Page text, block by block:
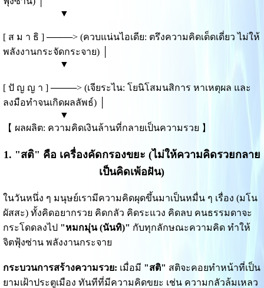
▼
[ ส ม า ธิ ] ────> (ควบแน่นไอเดีย: ตรึงความคิดเด็ดเดี่ยว ไม่ให้
พลังงานกระจัดกระจาย) │
▼
[ ปั ญ ญ า ] ────> (เจียระไน: โยนิโสมนสิการ หาเหตุผล และ
ลงมือทำจนเกิดผลลัพธ์) │
▼
【 ผลผลิต: ความคิดเงินล้านที่กลายเป็นความรวย 】
1. "สติ" คือ เครื่องคัดกรองขยะ (ไม่ให้ความคิดรวยกลาย
เป็นคิดเพ้อฝัน)
ในวันหนึ่ง ๆ มนุษย์เรามีความคิดผุดขึ้นมาเป็นหมื่น ๆ เรื่อง (มโน
ผัสสะ) ทั้งคิดอยากรวย คิดกลัว คิดระแวง คิดลบ คนธรรมดาจะ
กระโดดลงไป "หมกมุ่น (นันทิ)" กับทุกลักษณะความคิด ทำให้
จิตฟุ้งซ่าน พลังงานกระจาย
กระบวนการสร้างความรวย: เมื่อมี "สติ" สติจะคอยทำหน้าที่เป็น
ยามเฝ้าประตูเมือง ทันทีที่มีความคิดขยะ เช่น ความกลัวล้มเหลว